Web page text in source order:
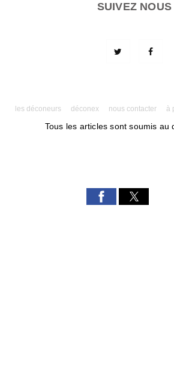
SUIVEZ NOUS
les déconeurs déconex nous contacter à
Tous les articles sont soumis au